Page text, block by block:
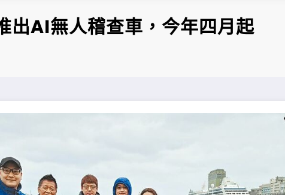
出AI無人稽查車，今年四月起